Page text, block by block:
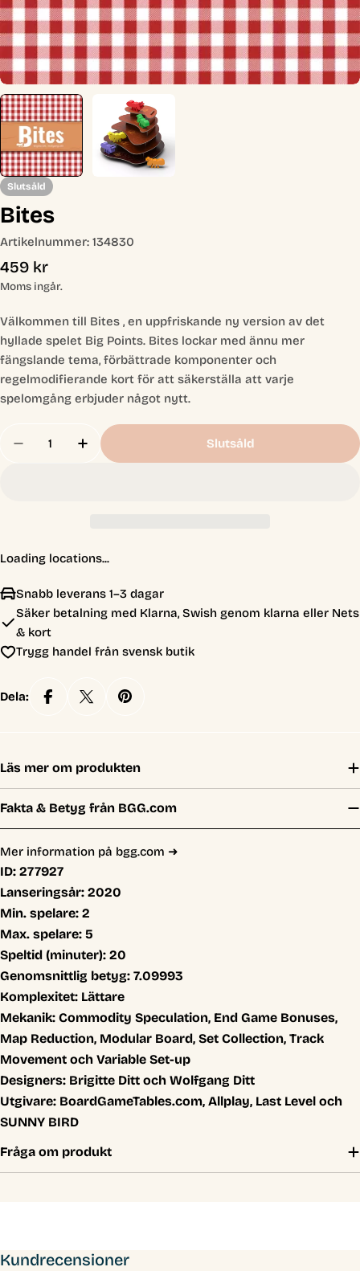
Slutsåld
Bites
Artikelnummer: 134830
Ordinarie
pris
459 kr
Moms ingår.
Välkommen till Bites , en uppfriskande ny version av det
hyllade spelet Big Points. Bites lockar med ännu mer
fängslande tema, förbättrade komponenter och
regelmodifierande kort för att säkerställa att varje
spelomgång erbjuder något nytt.
Minska Antal För Bites
Öka Antal För Bites
Slutsåld
Loading locations...
Snabb leverans 1–3 dagar
Säker betalning med Klarna, Swish genom klarna eller Nets
& kort
Trygg handel från svensk butik
Dela:
Läs mer om produkten
Fakta & Betyg från BGG.com
Mer information på bgg.com ➜
ID: 277927
Lanseringsår: 2020
Min. spelare: 2
Max. spelare: 5
Speltid (minuter): 20
Genomsnittlig betyg: 7.09993
Komplexitet: Lättare
Mekanik: Commodity Speculation, End Game Bonuses,
Map Reduction, Modular Board, Set Collection, Track
Movement och Variable Set-up
Designers: Brigitte Ditt och Wolfgang Ditt
Utgivare: BoardGameTables.com, Allplay, Last Level och
SUNNY BIRD
Fråga om produkt
Kundrecensioner